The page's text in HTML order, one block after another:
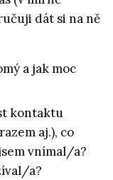
dát si na ně
a jak moc
kontaktu
aj.), co
vnímal/a?
a?